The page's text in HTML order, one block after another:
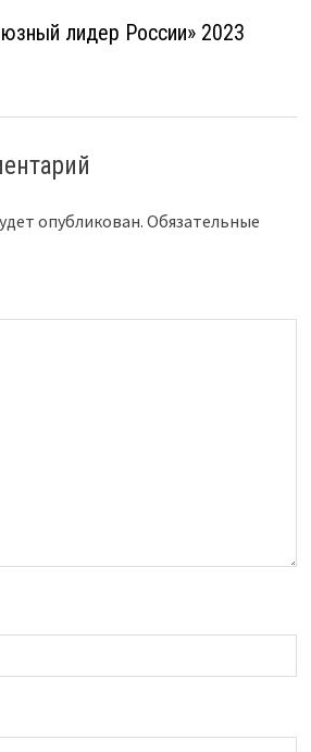
лидер России» 2023
опубликован. Обязательные